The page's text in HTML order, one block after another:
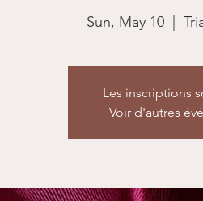
Sun, May 10
Les inscriptions
Voir d'autres